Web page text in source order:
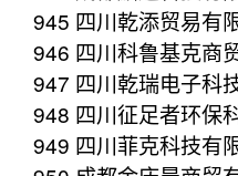
945 四川乾添贸易有
946 四川科鲁基克商
947 四川乾瑞电子科
948 四川征足者环保
949 四川菲克科技有